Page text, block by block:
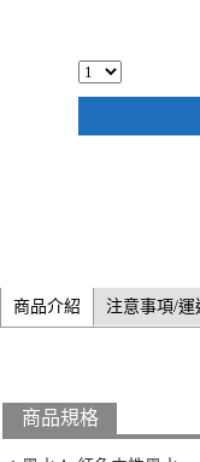
商品介紹 注意事項/運
商品規格